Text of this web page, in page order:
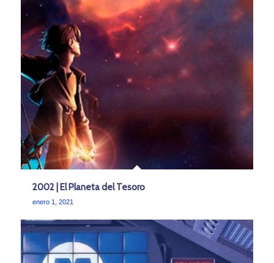
2002 | El Planeta del Tesoro
enero 1, 2021